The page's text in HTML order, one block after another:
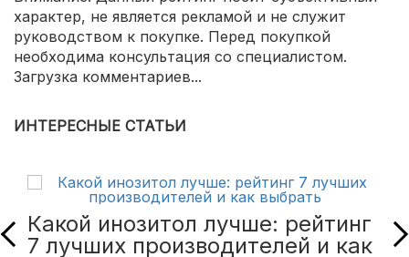
характер, не является рекламой и не служит
руководством к покупке. Перед покупкой
необходима консультация со специалистом.
Загрузка комментариев...
ИНТЕРЕСНЫЕ СТАТЬИ
Какой инозитол лучше: рейтинг
7 лучших производителей и как